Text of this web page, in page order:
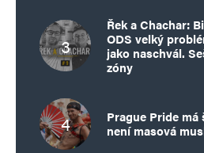
Řek a Chachar:
ODS velký
jako naschvál.
zóny
Prague Pride má
není masová